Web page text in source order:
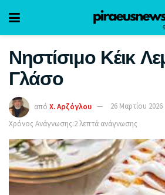
Νηστίσιμο Κέικ
Γλάσο
από Χ. Αρζόγλου
26 Μαρτίου 2026
Χρόνος Ανάγνωσης:2 λεπτά ανάγνωσης